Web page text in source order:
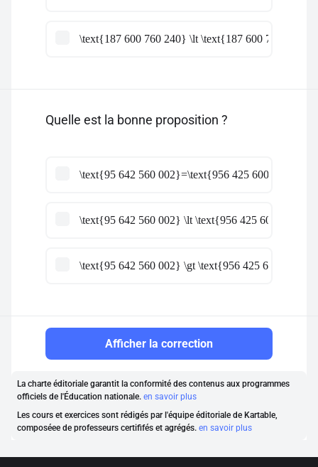
\text{187 600 760 240} \lt \text{187 600 706 240}
Quelle est la bonne proposition ?
\text{95 642 560 002}=\text{956 425 600 002}
\text{95 642 560 002} \lt \text{956 425 600 002}
\text{95 642 560 002} \gt \text{956 425 600 002}
Afficher la correction
La charte éditoriale garantit la conformité des contenus aux programmes
officiels de l'Éducation nationale. en savoir plus
Les cours et exercices sont rédigés par l'équipe éditoriale de Kartable,
composéee de professeurs certififés et agrégés. en savoir plus